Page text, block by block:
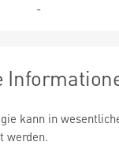
-
kann in
werden.